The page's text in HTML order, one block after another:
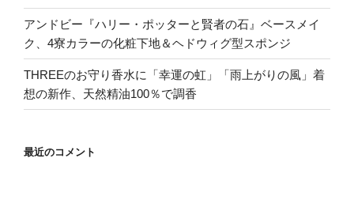
アンドビー『ハリー・ポッターと賢者の石』ベースメイ
ク、4寮カラーの化粧下地＆ヘドウィグ型スポンジ
THREEのお守り香水に「幸運の虹」「雨上がりの風」着
想の新作、天然精油100％で調香
最近のコメント